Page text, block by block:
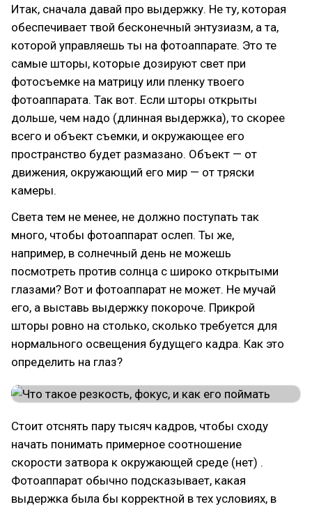
Итак, сначала давай про выдержку. Не ту, которая
обеспечивает твой бесконечный энтузиазм, а та,
которой управляешь ты на фотоаппарате. Это те
самые шторы, которые дозируют свет при
фотосъемке на матрицу или пленку твоего
фотоаппарата. Так вот. Если шторы открыты
дольше, чем надо (длинная выдержка), то скорее
всего и объект съемки, и окружающее его
пространство будет размазано. Объект — от
движения, окружающий его мир — от тряски
камеры.
Света тем не менее, не должно поступать так
много, чтобы фотоаппарат ослеп. Ты же,
например, в солнечный день не можешь
посмотреть против солнца с широко открытыми
глазами? Вот и фотоаппарат не может. Не мучай
его, а выставь выдержку покороче. Прикрой
шторы ровно на столько, сколько требуется для
нормального освещения будущего кадра. Как это
определить на глаз?
Стоит отснять пару тысяч кадров, чтобы сходу
начать понимать примерное соотношение
скорости затвора к окружающей среде (нет) .
Фотоаппарат обычно подсказывает, какая
выдержка была бы корректной в тех условиях, в